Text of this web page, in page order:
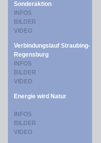
Sonderaktion
INFOS
BILDER
VIDEO
Verbindungslauf Straubing-
Regensburg
INFOS
BILDER
VIDEO
Energie wird Natur
INFOS
BILDER
VIDEO